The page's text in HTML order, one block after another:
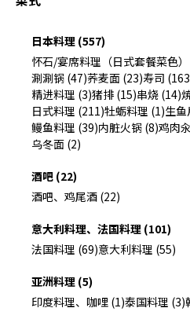
日本料理 (557)
怀石/宴席料理（日式套餐菜色
涮涮锅 (47)荞麦面 (23)寿司
精进料理 (3)猪排 (15)串烧 (14)
日式料理 (211)牡蛎料理 (1)生
鳗鱼料理 (39)内脏火锅 (8)鸡肉
乌冬面 (2)
酒吧 (22)
酒吧、鸡尾酒 (22)
意大利料理、法国料理 (101)
法国料理 (69)意大利料理 (55)
亚洲料理 (5)
印度料理、咖哩 (1)泰国料理 (3)